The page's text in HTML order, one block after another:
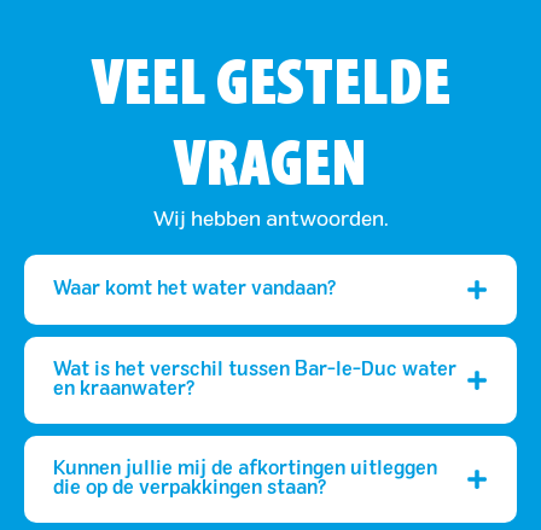
VEEL GESTELDE
VRAGEN
Wij hebben antwoorden.
Waar komt het water vandaan?
Wat is het verschil tussen Bar-le-Duc water
en kraanwater?
Kunnen jullie mij de afkortingen uitleggen
die op de verpakkingen staan?